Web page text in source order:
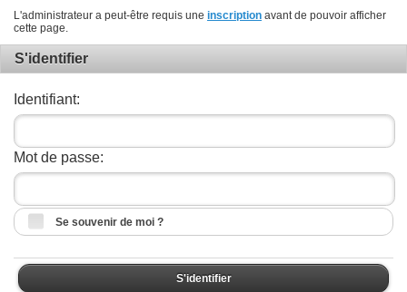
L'administrateur a peut-être requis une inscription avant de pouvoir afficher
cette page.
S'identifier
Identifiant:
Mot de passe:
Se souvenir de moi ?
S'identifier